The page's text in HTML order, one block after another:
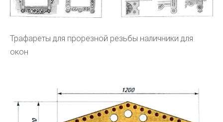
Трафареты для прорезной резьбы наличники для
окон